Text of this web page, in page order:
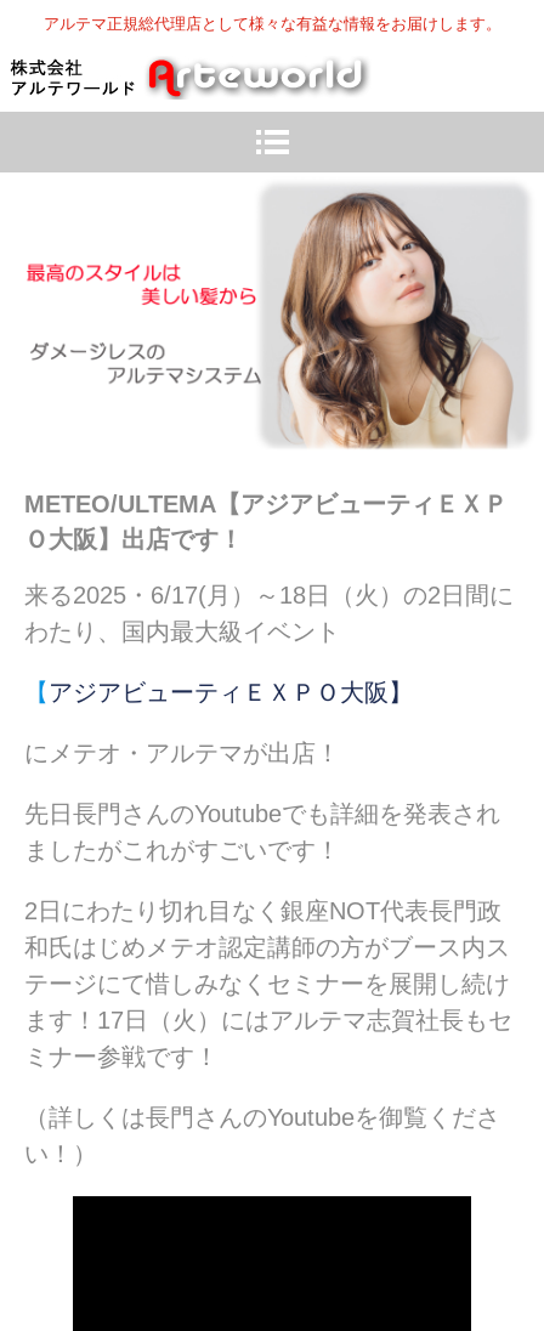
アルテマ正規総代理店として様々な有益な情報をお届けします。
METEO/ULTEMA【アジアビューティＥＸＰ
Ｏ大阪】出店です！
来る2025・6/17(月）～18日（火）の2日間に
わたり、国内最大級イベント
【 アジアビューティＥＸＰＯ大阪】
にメテオ・アルテマが出店！
先日長門さんのYoutubeでも詳細を発表され
ましたがこれがすごいです！
2日にわたり切れ目なく銀座NOT代表長門政
和氏はじめメテオ認定講師の方がブース内ス
テージにて惜しみなくセミナーを展開し続け
ます！17日（火）にはアルテマ志賀社長もセ
ミナー参戦です！
（詳しくは長門さんのYoutubeを御覧くださ
い！）